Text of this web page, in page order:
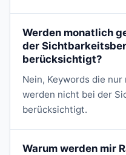
Werden monatlich
der
berücksichtigt?
Nein, Keywords die
werden nicht bei der
berücksichtigt.
Warum werden mir